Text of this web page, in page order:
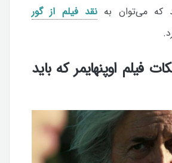
که می‌توان به نقد فیلم از گور
فیلم اوپنهایمر که باید